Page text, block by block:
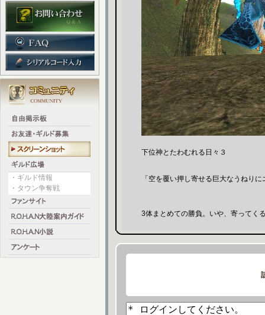
・ギルド情報
・タウン争奪戦
下位神とたわむれる日々３
「空を覆い押し寄せる巨大なうねり
3体まとめての勝負。いや、寄ってく